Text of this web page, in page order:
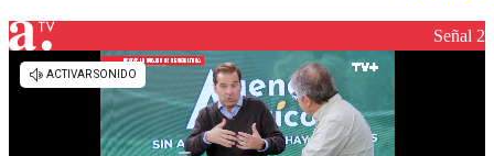
Señal 2